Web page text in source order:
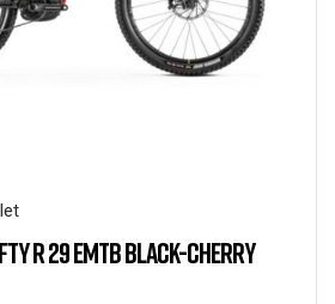
R 29 EMTB BLACK-CHERRY